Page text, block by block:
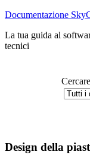
Documentazione
La tua guida al
tecnici
Design della